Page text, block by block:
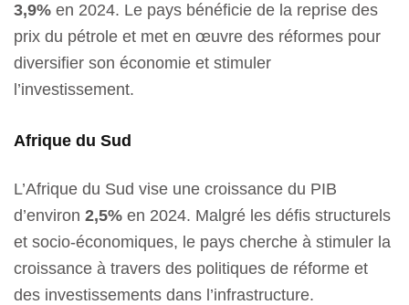
3,9% en 2024. Le pays bénéficie de la reprise des
prix du pétrole et met en œuvre des réformes pour
diversifier son économie et stimuler
l’investissement.
Afrique du Sud
L’Afrique du Sud vise une croissance du PIB
d’environ 2,5% en 2024. Malgré les défis structurels
et socio-économiques, le pays cherche à stimuler la
croissance à travers des politiques de réforme et
des investissements dans l’infrastructure.